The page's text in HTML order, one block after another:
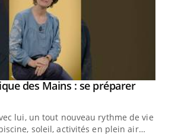
des Mains : se préparer
lui, un tout nouveau rythme de vie !
soleil, activités en plein air…